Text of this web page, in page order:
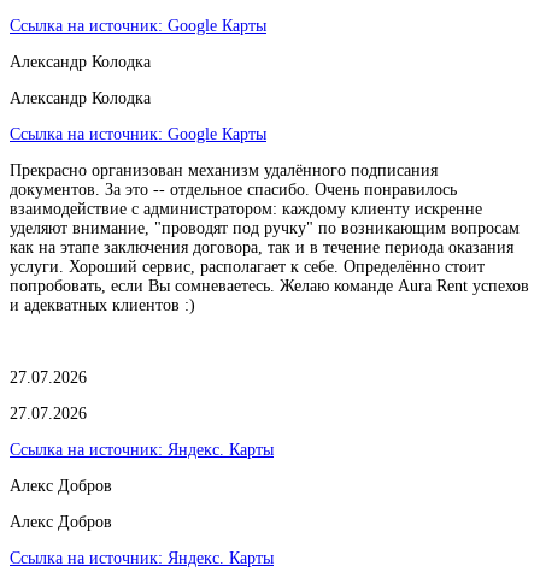
Ссылка на источник: Google Карты
Александр Колодка
Александр Колодка
Ссылка на источник: Google Карты
Прекрасно организован механизм удалённого подписания
документов. За это -- отдельное спасибо. Очень понравилось
взаимодействие с администратором: каждому клиенту искренне
уделяют внимание, "проводят под ручку" по возникающим вопросам
как на этапе заключения договора, так и в течение периода оказания
услуги. Хороший сервис, располагает к себе. Определённо стоит
попробовать, если Вы сомневаетесь. Желаю команде Aura Rent успехов
и адекватных клиентов :)
27.07.2026
27.07.2026
Ссылка на источник: Яндекс. Карты
Алекс Добров
Алекс Добров
Ссылка на источник: Яндекс. Карты